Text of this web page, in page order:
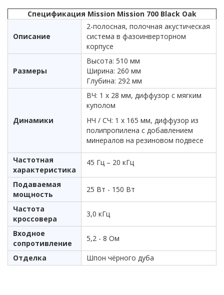
Спецификация Mission Mission 700 Black Oak
Описание
2-полосная, полочная акустическая
система в фазоинверторном
корпусе
Размеры
Высота: 510 мм
Ширина: 260 мм
Глубина: 292 мм
Динамики
ВЧ: 1 х 28 мм, диффузор с мягким
куполом
НЧ / СЧ: 1 х 165 мм, диффузор из
полипропилена с добавлением
минералов на резиновом подвесе
Частотная
характеристика
45 Гц – 20 кГц
Подаваемая
мощность
25 Вт - 150 Вт
Частота
кроссовера
3,0 кГц
Входное
сопротивление
5,2 - 8 Ом
Отделка Шпон чёрного дуба